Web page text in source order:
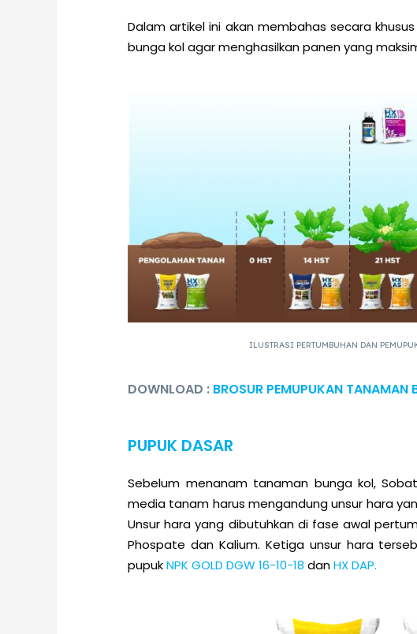
Dalam artikel ini akan membahas secara
bunga kol agar menghasilkan panen yang
ILUSTRASI PERTUMBUHAN DAN
DOWNLOAD : BROSUR PEMUPUKAN TANAMAN
PUPUK DASAR
Sebelum menanam tanaman bunga kol,
media tanam harus mengandung unsur hara
Unsur hara yang dibutuhkan di fase awal
Phospate dan Kalium. Ketiga unsur hara
pupukNPK GOLD DGW 16-10-18 danHX DAP.